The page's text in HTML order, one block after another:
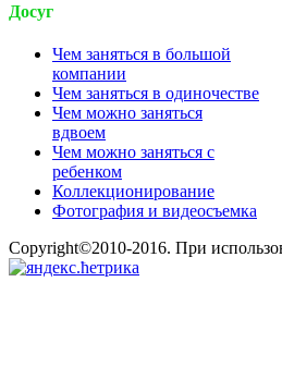
Досуг
Чем заняться в большой
компании
Чем заняться в одиночестве
Чем можно заняться
вдвоем
Чем можно заняться с
ребенком
Коллекционирование
Фотография и видеосъемка
Copyright©2010-2016. При